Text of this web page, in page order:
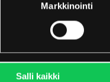
Markkinointi
Salli kaikki
erkki-